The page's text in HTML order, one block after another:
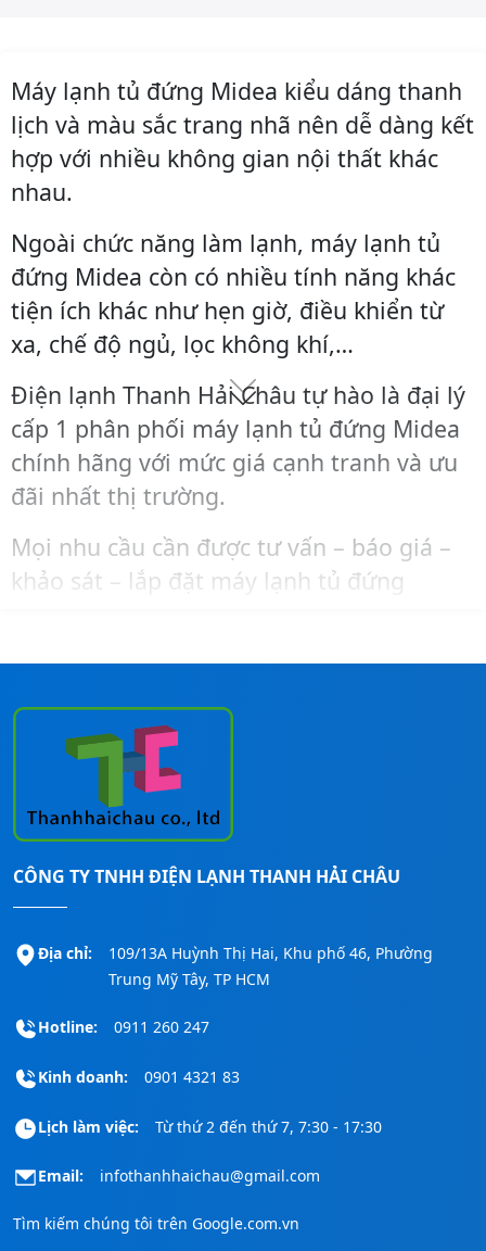
Máy lạnh tủ đứng Midea kiểu dáng thanh
lịch và màu sắc trang nhã nên dễ dàng kết
hợp với nhiều không gian nội thất khác
nhau.
Ngoài chức năng làm lạnh, máy lạnh tủ
đứng Midea còn có nhiều tính năng khác
tiện ích khác như hẹn giờ, điều khiển từ
xa, chế độ ngủ, lọc không khí,…
Điện lạnh Thanh Hải Châu tự hào là đại lý
cấp 1 phân phối máy lạnh tủ đứng Midea
chính hãng với mức giá cạnh tranh và ưu
đãi nhất thị trường.
Mọi nhu cầu cần được tư vấn – báo giá –
khảo sát – lắp đặt máy lạnh tủ đứng
CÔNG TY TNHH ĐIỆN LẠNH THANH HẢI CHÂU
Địa chỉ:
109/13A Huỳnh Thị Hai, Khu phố 46, Phường
Trung Mỹ Tây, TP HCM
Hotline: 0911 260 247
Kinh doanh: 0901 4321 83
Lịch làm việc: Từ thứ 2 đến thứ 7, 7:30 - 17:30
Email: infothanhhaichau@gmail.com
Tìm kiếm chúng tôi trên Google.com.vn